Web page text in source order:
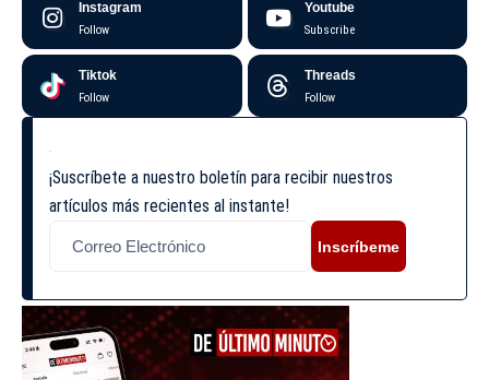
Instagram
Follow
Youtube
Subscribe
Tiktok
Follow
Threads
Follow
¡Suscríbete a nuestro boletín para recibir nuestros
artículos más recientes al instante!
Inscríbeme